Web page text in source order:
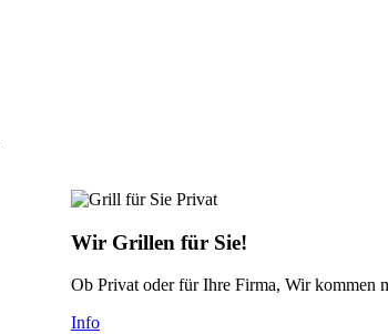
Wir Grillen für Sie!
Ob Privat oder für Ihre Firma, Wir kommen
Info